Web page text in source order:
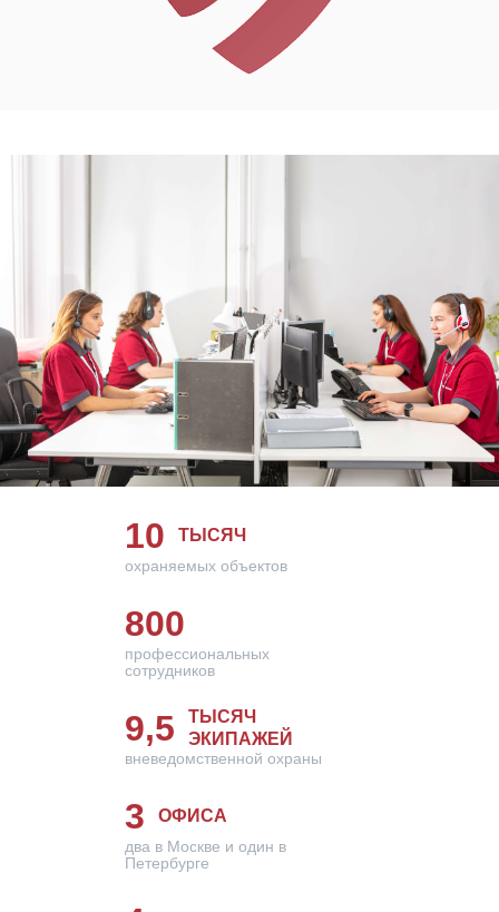
10 ТЫСЯЧ
охраняемых объектов
800
профессиональных
сотрудников
9,5
ТЫСЯЧ
ЭКИПАЖЕЙ
вневедомственной охраны
3 ОФИСА
два в Москве и один в
Петербурге